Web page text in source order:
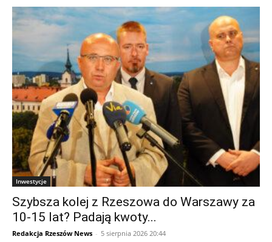
Inwestycje
Szybsza kolej z Rzeszowa do Warszawy za
10-15 lat? Padają kwoty...
Redakcja Rzeszów News - 5 sierpnia 2026 20:44